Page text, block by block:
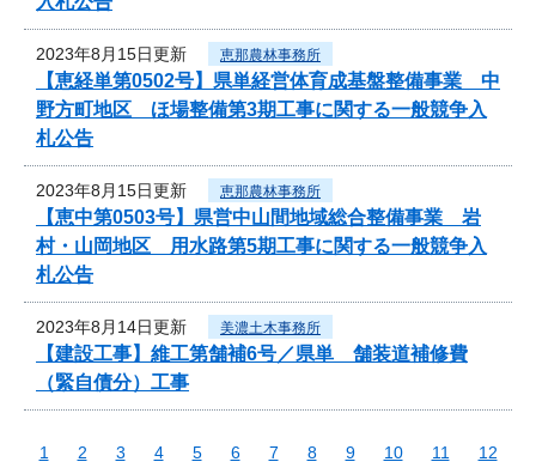
2023年8月15日更新 恵那農林事務所
【恵経単第0502号】県単経営体育成基盤整備事業 中
野方町地区 ほ場整備第3期工事に関する一般競争入
札公告
2023年8月15日更新 恵那農林事務所
【恵中第0503号】県営中山間地域総合整備事業 岩
村・山岡地区 用水路第5期工事に関する一般競争入
札公告
2023年8月14日更新 美濃土木事務所
【建設工事】維工第舗補6号／県単 舗装道補修費
（緊自債分）工事
1 2 3 4 5 6 7 8 9 10 11
12